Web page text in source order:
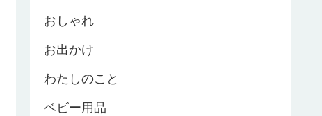
おしゃれ
お出かけ
わたしのこと
ベビー用品